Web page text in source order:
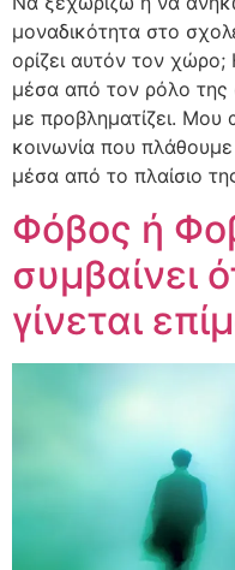
μοναδικότητα στο
ορίζει αυτόν τον
μέσα από τον ρόλο
με προβληματίζει. Μου
κοινωνία που
μέσα από το πλαίσιο
Φόβος ή
συμβαίνει
γίνεται